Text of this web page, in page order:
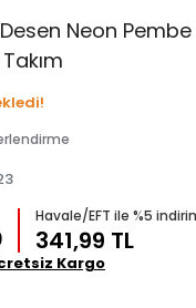
Neon Pembe
Havale/EFT ile %5
341,99 TL
Kargo